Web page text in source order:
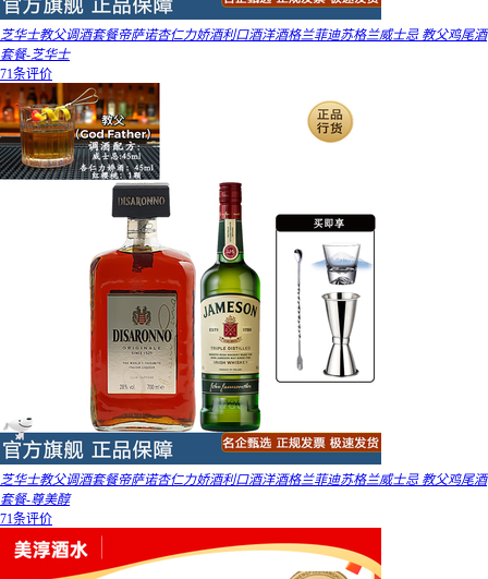
芝华士教父调酒套餐帝萨诺杏仁力娇酒利口酒洋酒格兰菲迪苏格兰威士忌 教父鸡尾酒
套餐-芝华士
71条评价
芝华士教父调酒套餐帝萨诺杏仁力娇酒利口酒洋酒格兰菲迪苏格兰威士忌 教父鸡尾酒
套餐-尊美醇
71条评价